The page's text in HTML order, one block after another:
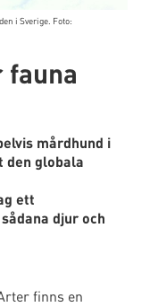
i Sverige. Foto:
fauna
mårdhund i
den globala
ett
djur och
finns en